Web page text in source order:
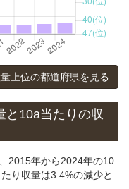
上位の都道府県を見る
と10a当たりの収
2015年から2024年の10
り収量は3.4%の減少と